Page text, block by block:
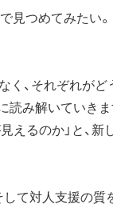
見つめてみたい
、それぞれが
読み解いていき
えるのか」と、
て対人支援の質